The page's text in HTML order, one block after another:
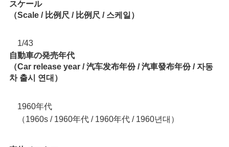
スケール
（Scale / 比例尺 / 比例尺 / 스케일）
1/43
自動車の発売年代
（Car release year / 汽车发布年份 / 汽車發布年份 / 자동
차 출시 연대）
1960年代
（1960s / 1960年代 / 1960年代 / 1960년대）